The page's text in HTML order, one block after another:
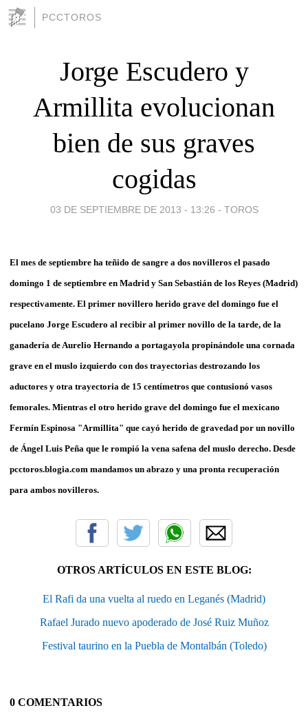
PCCTOROS
Jorge Escudero y
Armillita evolucionan
bien de sus graves
cogidas
03 DE SEPTIEMBRE DE 2013 - 13:26 - TOROS
El mes de septiembre ha teñido de sangre a dos novilleros el pasado
domingo 1 de septiembre en Madrid y San Sebastián de los Reyes (Madrid)
respectivamente. El primer novillero herido grave del domingo fue el
pucelano Jorge Escudero al recibir al primer novillo de la tarde, de la
ganadería de Aurelio Hernando a portagayola propinándole una cornada
grave en el muslo izquierdo con dos trayectorias destrozando los
aductores y otra trayectoria de 15 centímetros que contusionó vasos
femorales. Mientras el otro herido grave del domingo fue el mexicano
Fermín Espinosa "Armillita" que cayó herido de gravedad por un novillo
de Ángel Luis Peña que le rompió la vena safena del muslo derecho. Desde
pcctoros.blogia.com mandamos un abrazo y una pronta recuperación
para ambos novilleros.
OTROS ARTÍCULOS EN ESTE BLOG:
El Rafi da una vuelta al ruedo en Leganés (Madrid)
Rafael Jurado nuevo apoderado de José Ruiz Muñoz
Festival taurino en la Puebla de Montalbán (Toledo)
0 COMENTARIOS